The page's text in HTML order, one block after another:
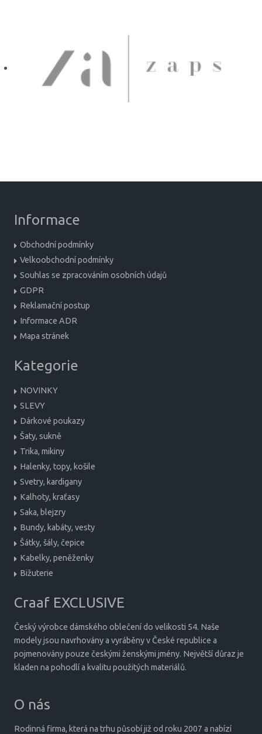
Informace
Obchodní podmínky
Velkoobchodní podmínky
Souhlas se zpracováním osobních údajů
GDPR
Reklamační postup
Informace ADR
Mapa stránek
Kategorie
NOVINKY
SLEVY
Dárkové poukazy
Šaty, sukně
Trika, mikiny
Halenky, topy, košile
Svetry, kardigany
Kalhoty, kraťasy
Saka, blejzry
Bundy, kabáty, vesty
Šátky, šály, čepice
Kabelky, peněženky
Bižuterie
Craaf EXCLUSIVE
Český výrobce dámského oblečení do velikosti 54. Naše
modely jsou navrhovány a vyráběny v České republice a
pojmenovány pouze českými ženskými jmény. Největší důraz je
kladen na pohodlí a kvalitu použitých materiálů.
O nás
Rodinná firma, která na trhu působí již od roku 2007 a nabízí